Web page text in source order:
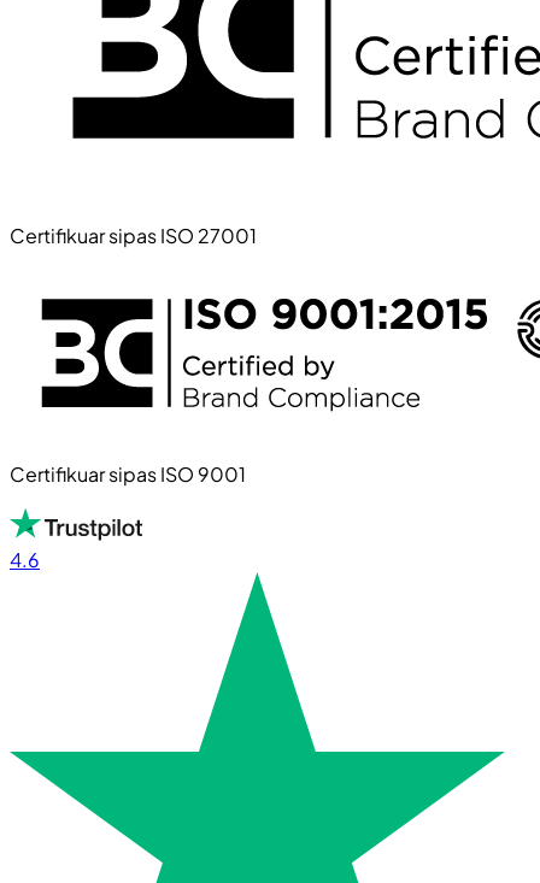
Certifikuar sipas ISO 27001
Certifikuar sipas ISO 9001
4.6